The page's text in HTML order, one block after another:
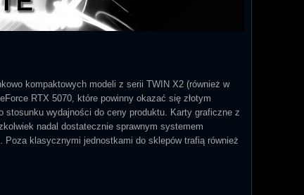
kompaktowych modeli z serii TWIN X2 (również w
RTX 5070, które powinny okazać się złotym
stosunku wydajności do ceny produktu. Karty graficzne z
nadal dostatecznie sprawnym systemem
Poza klasycznymi jednostkami do sklepów trafią również